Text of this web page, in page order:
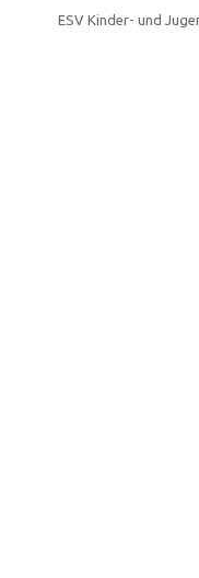
ESV Kinder- und